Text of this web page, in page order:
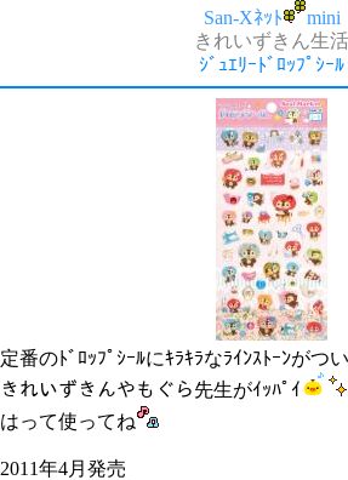
San-Xﾈｯﾄ
mini
きれいずきん生活
ｼﾞｭｴﾘｰﾄﾞﾛｯﾌﾟｼｰﾙ
定番のﾄﾞﾛｯﾌﾟｼｰﾙにｷﾗｷﾗなﾗｲﾝｽﾄｰﾝがつ
きれいずきんやもぐら先生がｲｯﾊﾟｲ
はって使ってね
2011年4月発売